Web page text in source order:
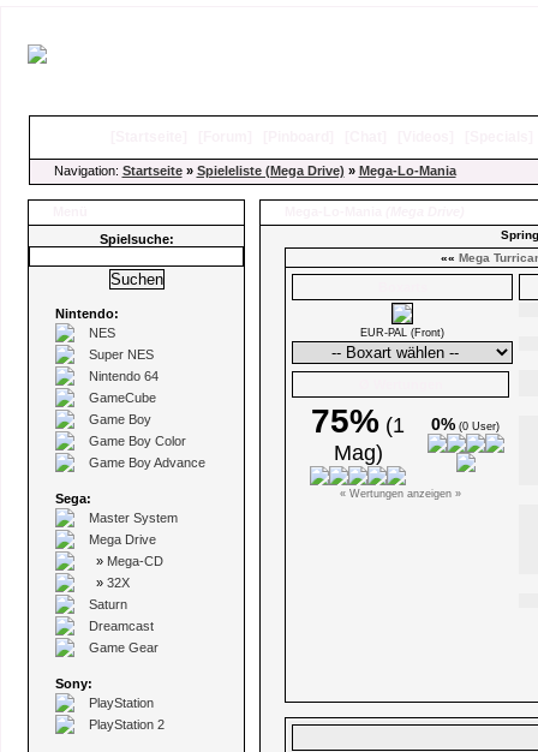
Navigation: Startseite» Spieleliste (Mega Drive) » Mega-Lo-Mania
Spielsuche:
Nintendo:
NES
Super NES
Nintendo 64
GameCube
Game Boy
Game Boy Color
Game Boy Advance
Sega:
Master System
Mega Drive
» Mega-CD
» 32X
Saturn
Dreamcast
Game Gear
Sony:
PlayStation
PlayStation 2
«« Mega
EUR-PAL (Front)
75% (1
Mag)
0% (0 User)
« Wertungen anzeigen »